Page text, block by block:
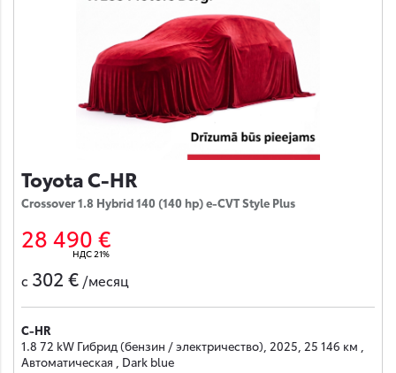
Toyota C-HR
Crossover 1.8 Hybrid 140 (140 hp) e-CVT Style Plus
28 490 €
НДС 21%
с 302 € /месяц
C-HR
1.8 72 kW Гибрид (бензин / электричество), 2025, 25 146 км ,
Автоматическая , Dark blue